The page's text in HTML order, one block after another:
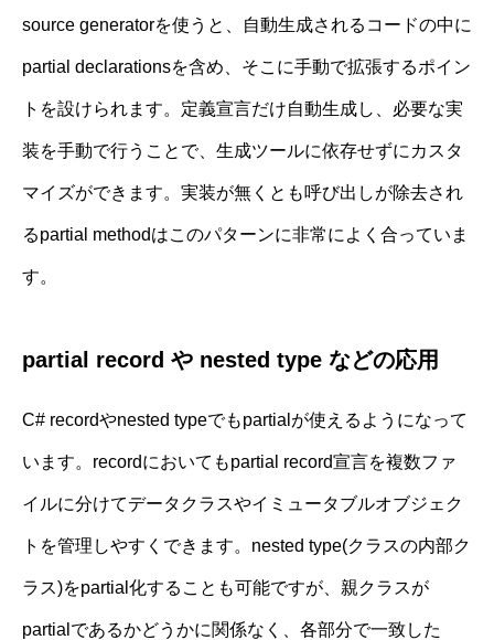
source generatorを使うと、自動生成されるコードの中に
partial declarationsを含め、そこに手動で拡張するポイン
トを設けられます。定義宣言だけ自動生成し、必要な実
装を手動で行うことで、生成ツールに依存せずにカスタ
マイズができます。実装が無くとも呼び出しが除去され
るpartial methodはこのパターンに非常によく合っていま
す。
partial record や nested type などの応用
C# recordやnested typeでもpartialが使えるようになって
います。recordにおいてもpartial record宣言を複数ファ
イルに分けてデータクラスやイミュータブルオブジェク
トを管理しやすくできます。nested type(クラスの内部ク
ラス)をpartial化することも可能ですが、親クラスが
partialであるかどうかに関係なく、各部分で一致した